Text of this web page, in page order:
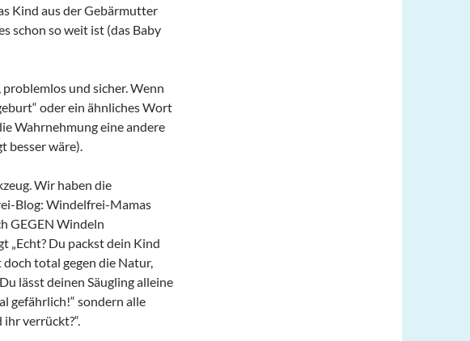
Kind aus der Gebärmutter
schon so weit ist (das Baby
und sicher. Wenn
oder ein ähnliches Wort
Wahrnehmung eine andere
besser wäre).
Wir haben die
Blog: Windelfrei-Mamas
GEGEN Windeln
„Echt? Du packst dein Kind
total gegen die Natur,
lässt deinen Säugling alleine
gefährlich!“ sondern alle
ihr verrückt?“.